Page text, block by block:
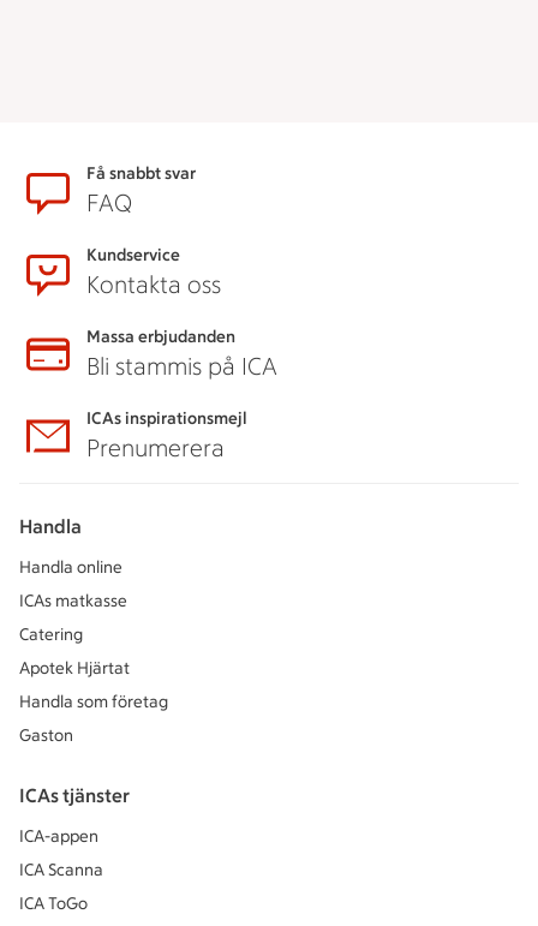
SidfotFå snabbt svar
FAQ
Kundservice
Kontakta oss
Massa erbjudanden
Bli stammis på ICA
ICAs inspirationsmejl
Prenumerera
Handla
Handla online
ICAs matkasse
Catering
Apotek Hjärtat
Handla som företag
Gaston
ICAs tjänster
ICA-appen
ICA Scanna
ICA ToGo